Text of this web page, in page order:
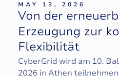
MAY 13, 2026
Von der erneuerb
Erzeugung zur ko
Flexibilität
CyberGrid wird am 10.
2026 in Athen